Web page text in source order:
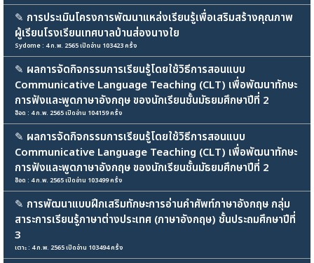
✎ การประเมินโครงการพัฒนาแหล่งเรียนรู้เพื่อเสริมสร้างคุณภาพ
ผู้เรียนโรงเรียนเทศบาลบ้านส่องนางใย
Sydome : 4 ก.พ. 2565 เปิดอ่าน 103423 ครั้ง
✎ ผลการจัดกิจกรรมการเรียนรู้โดยใช้วิธีการสอนแบบ
Communicative Language Teaching (CLT) เพื่อพัฒนาทักษะ
การฟังและพูดภาษาอังกฤษ ของนักเรียนชั้นมัธยมศึกษาปีที่ 2
อ๊อด : 4 ก.พ. 2565 เปิดอ่าน 104159 ครั้ง
✎ ผลการจัดกิจกรรมการเรียนรู้โดยใช้วิธีการสอนแบบ
Communicative Language Teaching (CLT) เพื่อพัฒนาทักษะ
การฟังและพูดภาษาอังกฤษ ของนักเรียนชั้นมัธยมศึกษาปีที่ 2
อ๊อด : 4 ก.พ. 2565 เปิดอ่าน 103499 ครั้ง
✎ การพัฒนาแบบฝึกเสริมทักษะการอ่านคำศัพท์ภาษาอังกฤษ กลุ่ม
สาระการเรียนรู้ภาษาต่างประเทศ (ภาษาอังกฤษ) ชั้นประถมศึกษาปีที่
3
เตาะ : 4 ก.พ. 2565 เปิดอ่าน 103494 ครั้ง